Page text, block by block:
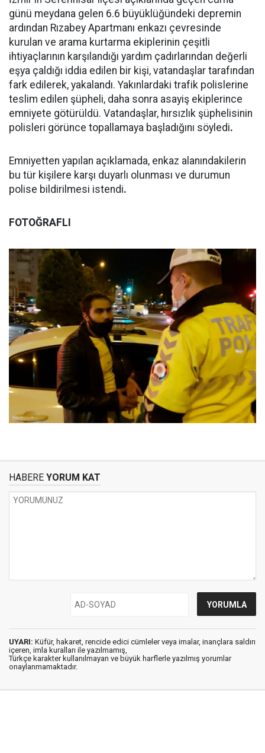
günü meydana gelen 6.6 büyüklüğündeki depremin
ardından Rızabey Apartmanı enkazı çevresinde
kurulan ve arama kurtarma ekiplerinin çeşitli
ihtiyaçlarının karşılandığı yardım çadırlarından değerli
eşya çaldığı iddia edilen bir kişi, vatandaşlar tarafından
fark edilerek, yakalandı. Yakınlardaki trafik polislerine
teslim edilen şüpheli, daha sonra asayiş ekiplerince
emniyete götürüldü. Vatandaşlar, hırsızlık şüphelisinin
polisleri görünce topallamaya başladığını söyledi.
Emniyetten yapılan açıklamada, enkaz alanındakilerin
bu tür kişilere karşı duyarlı olunması ve durumun
polise bildirilmesi istendi.
FOTOĞRAFLI
HABERE YORUM KAT
UYARI: Küfür, hakaret, rencide edici cümleler veya imalar, inançlara saldırı
içeren, imla kuralları ile yazılmamış,
Türkçe karakter kullanılmayan ve büyük harflerle yazılmış yorumlar
onaylanmamaktadır.